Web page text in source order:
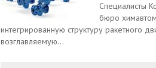
Специалисты
бюро
интегрированную структуру ракетного
возглавляемую...